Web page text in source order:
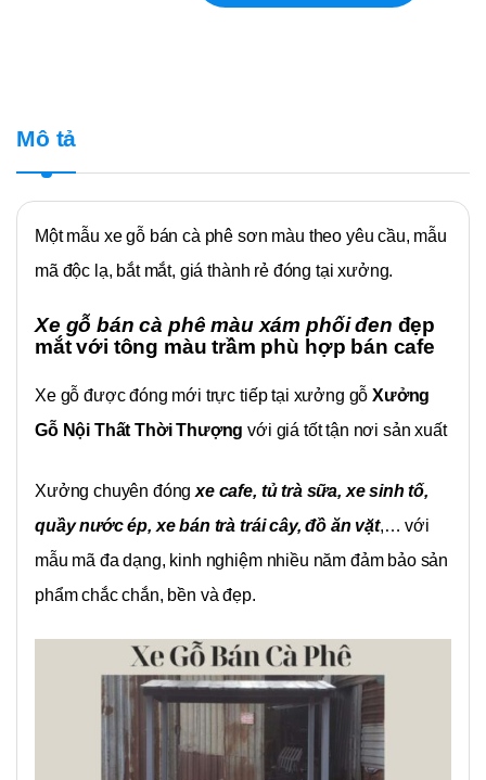
Mô tả
Một mẫu xe gỗ bán cà phê sơn màu theo yêu cầu, mẫu
mã độc lạ, bắt mắt, giá thành rẻ đóng tại xưởng.
Xe gỗ bán cà phê màu xám phối đen đẹp
mắt với tông màu trầm phù hợp bán cafe
Xe gỗ được đóng mới trực tiếp tại xưởng gỗXưởng
Gỗ Nội Thất Thời Thượng với giá tốt tận nơi sản xuất
Xưởng chuyên đóngxe cafe, tủ trà sữa, xe sinh tố,
quầy nước ép, xe bán trà trái cây, đồ ăn vặt,… với
mẫu mã đa dạng, kinh nghiệm nhiều năm đảm bảo sản
phẩm chắc chắn, bền và đẹp.